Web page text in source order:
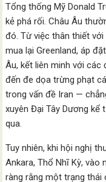
Tổng thống Mỹ Donald
kẻ phá rối. Châu Âu
đó. Từ việc thân thiết
mua lại Greenland, áp
Âu, kết liên minh với các
đến đe dọa trừng phạt
trong vấn đề Iran —
xuyên Đại Tây Dương kể
qua.
Tuy nhiên, khi hội nghị
Ankara, Thổ Nhĩ Kỳ, vào
ràng rằng một trạng thái